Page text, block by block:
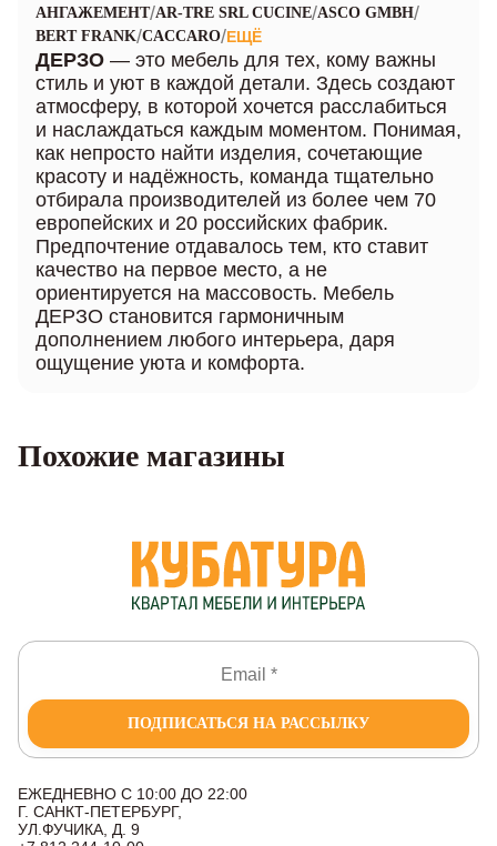
АНГАЖЕМЕНТ/AR-TRE SRL CUCINE/ASCO GMBH/
BERT FRANK/CACCARO/ЕЩЁ
ДЕРЗО — это мебель для тех, кому важны
стиль и уют в каждой детали. Здесь создают
атмосферу, в которой хочется расслабиться
и наслаждаться каждым моментом. Понимая,
как непросто найти изделия, сочетающие
красоту и надёжность, команда тщательно
отбирала производителей из более чем 70
европейских и 20 российских фабрик.
Предпочтение отдавалось тем, кто ставит
качество на первое место, а не
ориентируется на массовость. Мебель
ДЕРЗО становится гармоничным
дополнением любого интерьера, даря
ощущение уюта и комфорта.
Похожие магазины
ПОДПИСАТЬСЯ НА РАССЫЛКУ
ЕЖЕДНЕВНО С 10:00 ДО 22:00
Г. САНКТ-ПЕТЕРБУРГ,
УЛ.ФУЧИКА, Д. 9